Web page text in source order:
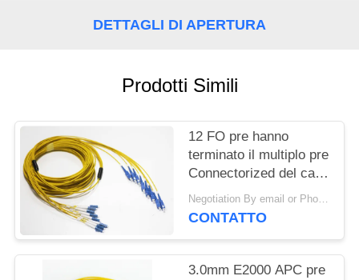
CITAZIONEDETTAGLI DI APERTURA
Prodotti Simili
12 FO pre hanno
terminato il multiplo pre
Connectorized del cavo
del tronco del cavo a
fibre ottiche/Sc UPC
Negotiation By email or Phone Call MOQ:Dire di MOQ è 10pcs
CONTATTO
3.0mm E2000 APC pre